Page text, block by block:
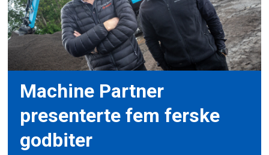
Machine Partner
presenterte fem ferske
godbiter